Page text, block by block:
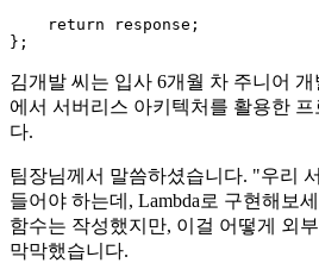
return response;
김개발 씨는 입사 6개월 차 주니어
에서 서버리스 아키텍처를 활용한
다.
팀장님께서 말씀하셨습니다. "우리
들어야 하는데, Lambda로 구현해보
함수는 작성했지만, 이걸 어떻게 외
막막했습니다.